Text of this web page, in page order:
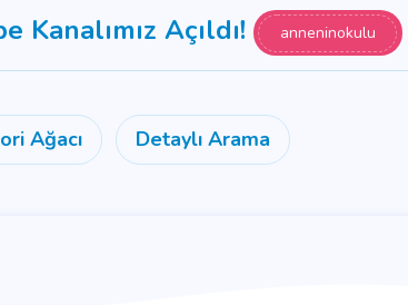
Kanalımız Açıldı! anneninokulu
Ağacı Detaylı Arama